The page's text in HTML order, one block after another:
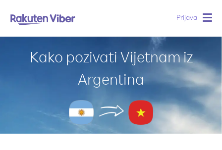
Prijava
Kako pozivati Vijetnam iz
Argentina